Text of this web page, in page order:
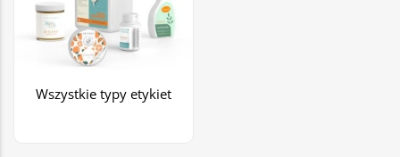
Wszystkie typy etykiet